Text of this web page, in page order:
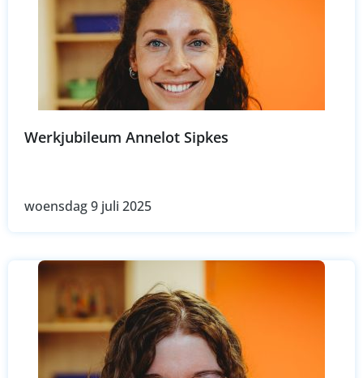
Werkjubileum Annelot Sipkes
woensdag 9 juli 2025